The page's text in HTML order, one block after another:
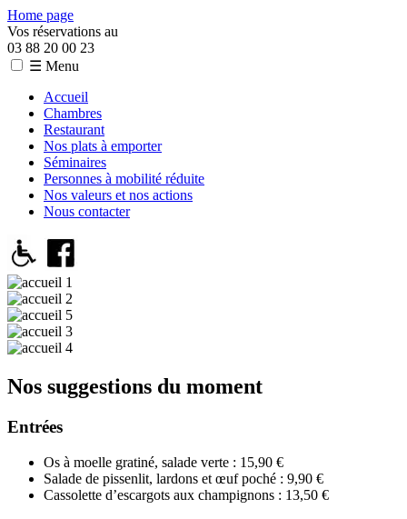
Home page
Vos réservations au
03 88 20 00 23
☰ Menu
Accueil
Chambres
Restaurant
Nos plats à emporter
Séminaires
Personnes à mobilité réduite
Nos valeurs et nos actions
Nous contacter
Nos suggestions du moment
Entrées
Os à moelle gratiné, salade verte : 15,90 €
Salade de pissenlit, lardons et œuf poché : 9,90 €
Cassolette d’escargots aux champignons : 13,50 €